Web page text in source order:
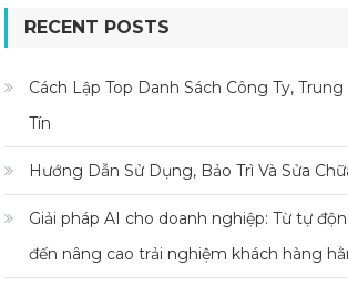
RECENT POSTS
Cách Lập Top Danh Sách Công Ty,
Tín
Hướng Dẫn Sử Dụng, Bảo Trì Và Sửa
Giải pháp AI cho doanh nghiệp: Từ tự
đến nâng cao trải nghiệm khách hàng